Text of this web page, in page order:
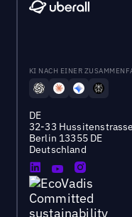
KI NACH EINER
DE
32-33
Berlin 13355 DE
Deutschland